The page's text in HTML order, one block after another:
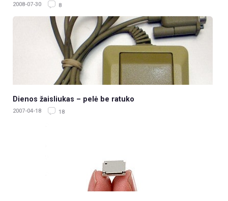
2008-07-30 8
Dienos žaisliukas – pelė be ratuko
2007-04-18 18